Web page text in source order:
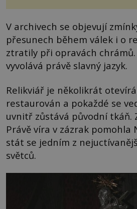
V archivech se objevují
přesunech během válek i o
ztratily při opravách
vyvolává právě slavný jazyk.
Relikviář je několikrát
restaurován a pokaždé se
uvnitř zůstává původní tkáň.
Právě víra v zázrak pomohla
stát se jedním z
světců.